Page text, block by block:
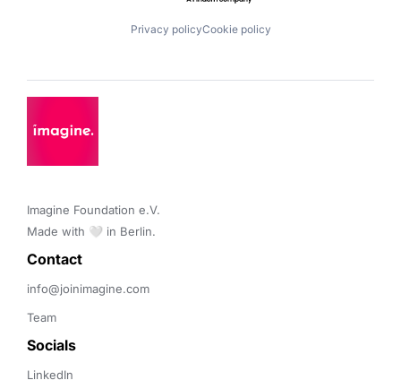
Privacy policyCookie policy
Imagine Foundation e.V.
Made with 🤍 in Berlin.
Contact
info@joinimagine.com
Team
Socials
LinkedIn